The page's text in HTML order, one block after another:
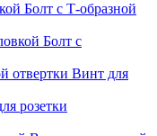
Болт с Т-образной
Болт с
Винт для
розетки